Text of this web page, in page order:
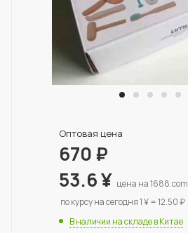
Оптовая цена
670₽
53.6¥ цена на 1688.com
по курсу на сегодня 1 ¥ = 12.50 ₽
В наличии на складе в Китае